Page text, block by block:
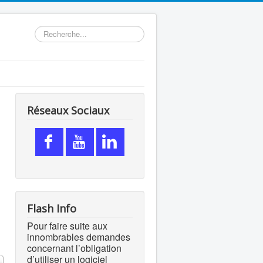
Rechercher
Réseaux Sociaux
Flash Info
Pour faire suite aux
innombrables demandes
concernant l’obligation
d’utiliser un logiciel